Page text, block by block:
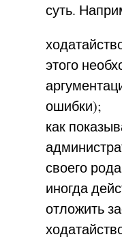
суть.
этого
ошибки);
как
своего
иногда
отложить